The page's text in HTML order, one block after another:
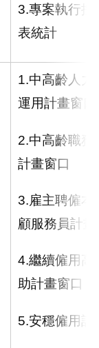
3.專案執行控
表統計
1.中高齡人力
運用計畫窗口
2.中高齡職務
計畫窗口
3.雇主聘僱本
顧服務員計
4.繼續僱用高
助計畫窗口
5.安穩僱用計